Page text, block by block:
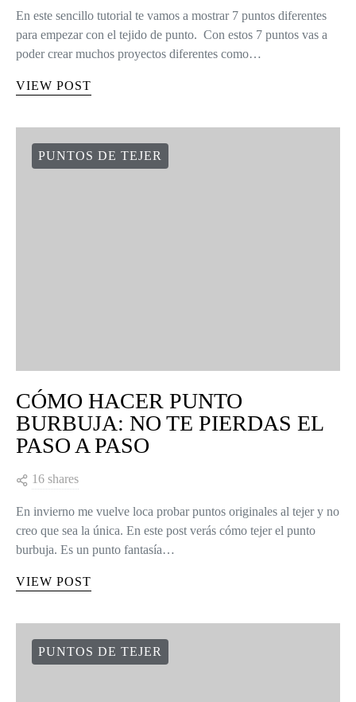
En este sencillo tutorial te vamos a mostrar 7 puntos diferentes
para empezar con el tejido de punto. Con estos 7 puntos vas a
poder crear muchos proyectos diferentes como…
VIEW POST
PUNTOS DE TEJER
CÓMO HACER PUNTO
BURBUJA: NO TE PIERDAS EL
PASO A PASO
16 shares
En invierno me vuelve loca probar puntos originales al tejer y no
creo que sea la única. En este post verás cómo tejer el punto
burbuja. Es un punto fantasía…
VIEW POST
PUNTOS DE TEJER